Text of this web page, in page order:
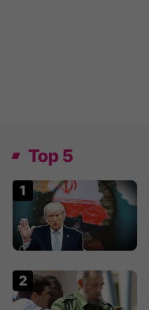
Top 5